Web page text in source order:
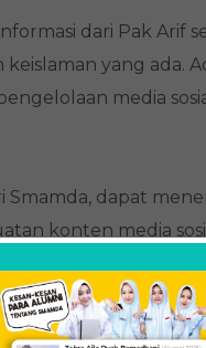
dari Pak Arif
yang ada.
media
Smamda, dapat
konten media
mereka bisa